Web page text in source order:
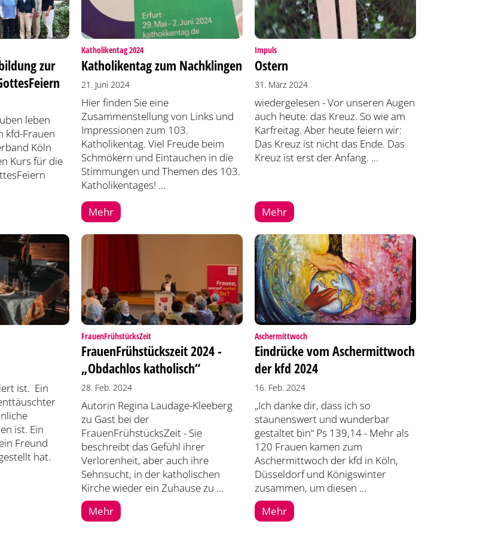
zur
leben
kfd-Frauen
Köln
Kurs für die
Katholikentag 2024:
Katholikentag zum Nachklingen
21. Juni 2024
Hier finden Sie eine
Zusammenstellung von Links und
Impressionen zum 103.
Katholikentag. Viel Freude beim
Schmökern und Eintauchen in die
Stimmungen und Themen des 103.
Katholikentages! ...
Mehr
Impuls:
Ostern
31. März 2024
wiedergelesen - Vor unseren Augen
auch heute: das Kreuz. So wie am
Karfreitag. Aber heute feiern wir:
Das Kreuz ist nicht das Ende. Das
Kreuz ist erst der Anfang. ...
Mehr
ist. Ein
ist. Ein
Freund
hat.
FrauenFrühstücksZeit:
FrauenFrühstückszeit 2024 -
„Obdachlos katholisch“
28. Feb. 2024
Autorin Regina Laudage-Kleeberg
zu Gast bei der
FrauenFrühstücksZeit - Sie
beschreibt das Gefühl ihrer
Verlorenheit, aber auch ihre
Sehnsucht, in der katholischen
Kirche wieder ein Zuhause zu ...
Mehr
Aschermittwoch:
Eindrücke vom Aschermittwoch
der kfd 2024
16. Feb. 2024
„Ich danke dir, dass ich so
staunenswert und wunderbar
gestaltet bin“ Ps 139,14 - Mehr als
120 Frauen kamen zum
Aschermittwoch der kfd in Köln,
Düsseldorf und Königswinter
zusammen, um diesen ...
Mehr